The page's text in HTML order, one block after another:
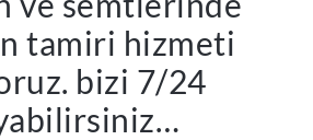
tamiri hizmeti
bizi 7/24